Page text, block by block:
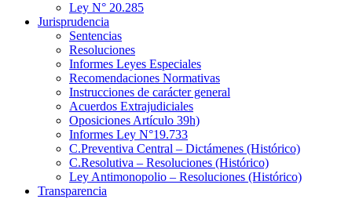
Ley N° 20.285
Jurisprudencia
Sentencias
Resoluciones
Informes Leyes Especiales
Recomendaciones Normativas
Instrucciones de carácter general
Acuerdos Extrajudiciales
Oposiciones Artículo 39h)
Informes Ley N°19.733
C.Preventiva Central – Dictámenes (Histórico)
C.Resolutiva – Resoluciones (Histórico)
Ley Antimonopolio – Resoluciones (Histórico)
Transparencia